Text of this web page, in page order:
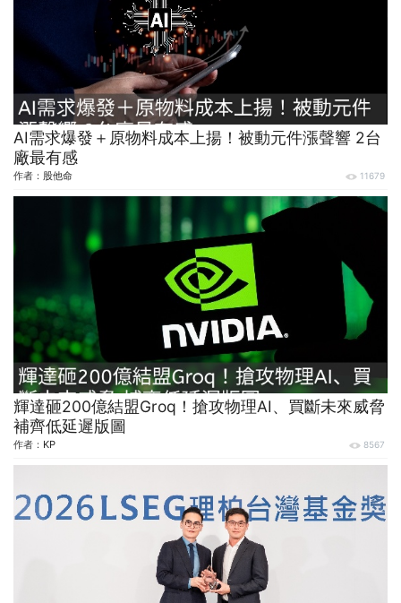
AI需求爆發＋原物料成本上揚！被動元件漲聲響 2台
廠最有感
作者： 股他命 11679
輝達砸200億結盟Groq！搶攻物理AI、買斷未來威脅
補齊低延遲版圖
作者： KP 8567